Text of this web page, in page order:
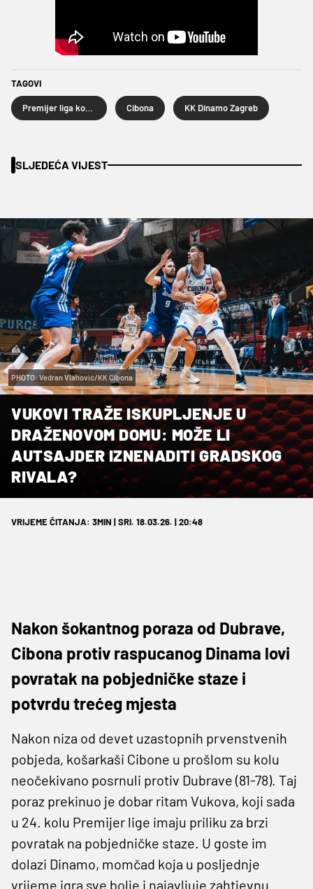
TAGOVI
Cibona KK Dinamo Zagreb
SLJEDEĆA VIJEST
PHOTO: Vedran Vlahović/KK Cibona
VUKOVI TRAŽE ISKUPLJENJE U
DRAŽENOVOM DOMU: MOŽE LI
AUTSAJDER IZNENADITI GRADSKOG
RIVALA?
VRIJEME ČITANJA: 3MIN | SRI. 18.03.26. | 20:48
Nakon šokantnog poraza od Dubrave,
Cibona protiv raspucanog Dinama lovi
povratak na pobjedničke staze i
potvrdu trećeg mjesta
Nakon niza od devet uzastopnih prvenstvenih
pobjeda, košarkaši Cibone u prošlom su kolu
neočekivano posrnuli protiv Dubrave (81-78). Taj
poraz prekinuo je dobar ritam Vukova, koji sada
u 24. kolu Premijer lige imaju priliku za brzi
povratak na pobjedničke staze. U goste im
dolazi Dinamo, momčad koja u posljednje
vrijeme igra sve bolje i najavljuje zahtjevnu